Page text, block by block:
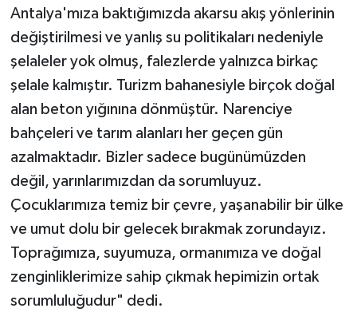
Antalya'mıza baktığımızda akarsu akış yönlerinin
değiştirilmesi ve yanlış su politikaları nedeniyle
şelaleler yok olmuş, falezlerde yalnızca birkaç
şelale kalmıştır. Turizm bahanesiyle birçok doğal
alan beton yığınına dönmüştür. Narenciye
bahçeleri ve tarım alanları her geçen gün
azalmaktadır. Bizler sadece bugünümüzden
değil, yarınlarımızdan da sorumluyuz.
Çocuklarımıza temiz bir çevre, yaşanabilir bir ülke
ve umut dolu bir gelecek bırakmak zorundayız.
Toprağımıza, suyumuza, ormanımıza ve doğal
zenginliklerimize sahip çıkmak hepimizin ortak
sorumluluğudur" dedi.